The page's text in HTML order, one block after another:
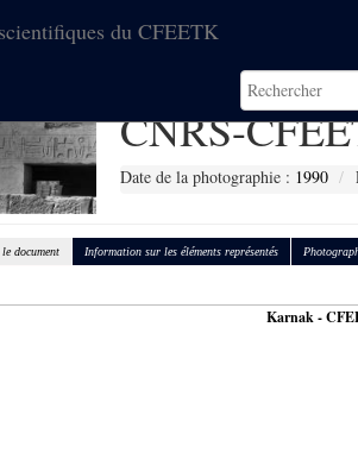
du CFEETK
CNRS-
Date de la photographie : 1990
document Information sur les éléments représentés